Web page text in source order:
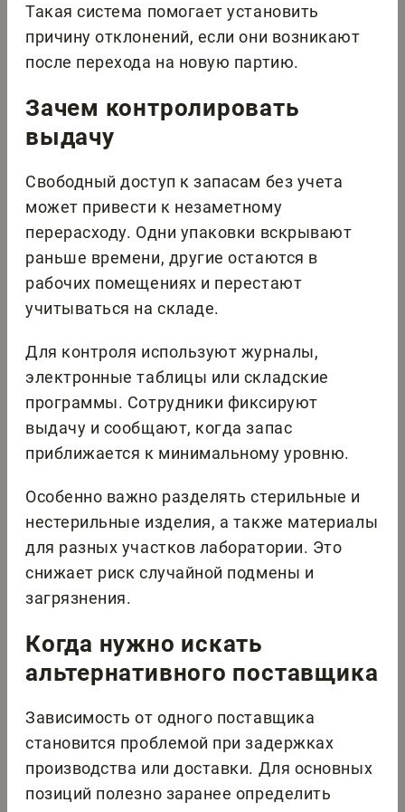
Такая система помогает установить
причину отклонений, если они возникают
после перехода на новую партию.
Зачем контролировать
выдачу
Свободный доступ к запасам без учета
может привести к незаметному
перерасходу. Одни упаковки вскрывают
раньше времени, другие остаются в
рабочих помещениях и перестают
учитываться на складе.
Для контроля используют журналы,
электронные таблицы или складские
программы. Сотрудники фиксируют
выдачу и сообщают, когда запас
приближается к минимальному уровню.
Особенно важно разделять стерильные и
нестерильные изделия, а также материалы
для разных участков лаборатории. Это
снижает риск случайной подмены и
загрязнения.
Когда нужно искать
альтернативного поставщика
Зависимость от одного поставщика
становится проблемой при задержках
производства или доставки. Для основных
позиций полезно заранее определить